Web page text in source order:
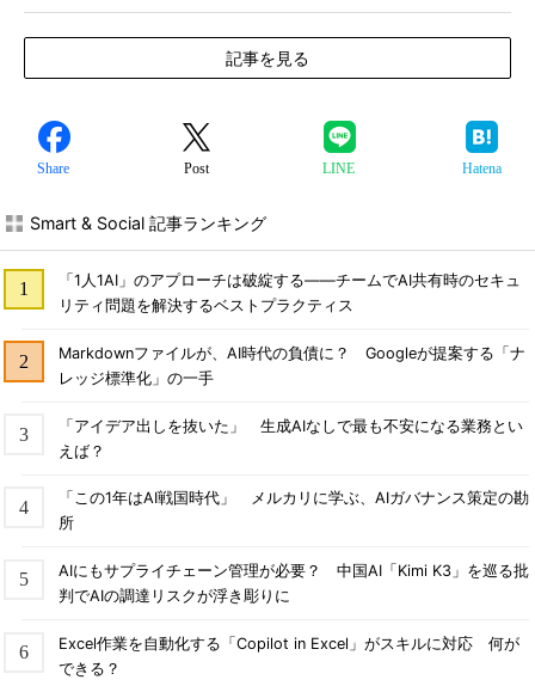
記事を見る
Share Post LINE Hatena
Smart & Social 記事ランキング
「1人1AI」のアプローチは破綻する――チームでAI共有時のセキュ
リティ問題を解決するベストプラクティス
Markdownファイルが、AI時代の負債に？ Googleが提案する「ナ
レッジ標準化」の一手
「アイデア出しを抜いた」 生成AIなしで最も不安になる業務とい
えば？
「この1年はAI戦国時代」 メルカリに学ぶ、AIガバナンス策定の勘
所
AIにもサプライチェーン管理が必要？ 中国AI「Kimi K3」を巡る批
判でAIの調達リスクが浮き彫りに
Excel作業を自動化する「Copilot in Excel」がスキルに対応 何が
できる？